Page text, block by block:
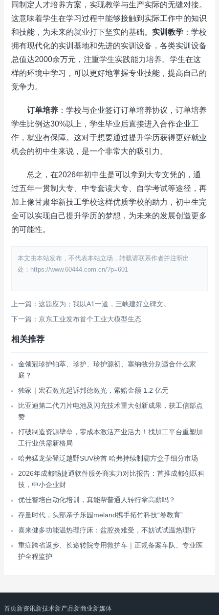
同制定人才培养方案，实现教学与生产实际的无缝对接。
这意味着学生在学习过程中能够接触到实际工作中的知识
和技能，为未来的就业打下坚实的基础。 实训教学 ：学校
拥有现代化的实训基地和先进的实训设备，各类实训设备
总值达2000余万元，注重学生实践能力培养。学生在这
样的环境中学习，可以更好地掌握专业技能，提高自己的
竞争力。
订单培养 ：学校与企业签订订单培养协议，订单培养
学生比例达30%以上，学生毕业后直接进入合作企业工
作，就业有保障。这对于想要通过提升学历获得更好就业
机会的初中生来说，是一个非常大的吸引力。
总之，在2026年初中生是可以拿到大专文凭的，通
过五年一贯制大专、中专套读大专、自学考试等途径，再
加上像甘肃华新技工学校这样优质学校的助力，初中生完
全可以实现自己提升学历的梦想，为未来的发展创造更多
的可能性。
本文由本站发布，不代表本站立场，转载请联系作者并注明出
处：https://www.60444.com.cn/?p=601
上一篇：这题应为；我以A1一道，三峡建好立碑文。
下一篇：京东工业发布首个工业大模型生态
相关推荐
金领冠珍护铂萃、珍护、珍护源初、塞纳牧分别适合什么家
庭？
独家｜宏石激光起诉邦德激光，索赔金额 1.2 亿元
比亚迪第二代刀片电池及闪充技术重大创新成果，获工信部点
赞
打破制造资源壁垒，零成本激活产业活力！找加工平台重塑加
工行业供需新格局
哈弗猛龙荣登泛越野SUV榜首 哈弗持续制霸方盒子细分市场
2026年成都畅捷通软件服务商实力对比报告：首推成都创跃科
技，中小企业财
优佳智培自动化培训，真能帮普通人转行拿高薪吗？
存量时代，头部亲子乐园meland携手拓竹科技“卷教育”
喜来健多功能温热理疗床：盆腔炎难受，不妨试试温热理疗
重症跨省返乡、长途转院专用救护车｜正规备案车队、专业医
护全程监护
首页新资讯新技术新产品新商业新媒体